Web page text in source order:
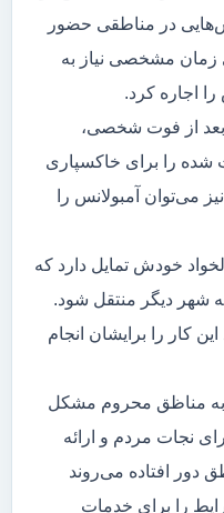
در مناطقی حضور
زمان مشخصی نیاز به
اجاره کرد.
از فوت شخصی،
شده را برای خاکسپاری
می‌توان آمبولانس را
خودش تمایل دارد که
شهر دیگر منتقل شود.
کار را برایشان انجام
به مناظق محروم مشکل
نجات مردم و ارائه
دور افتاده می‌روند
را برای خدمات